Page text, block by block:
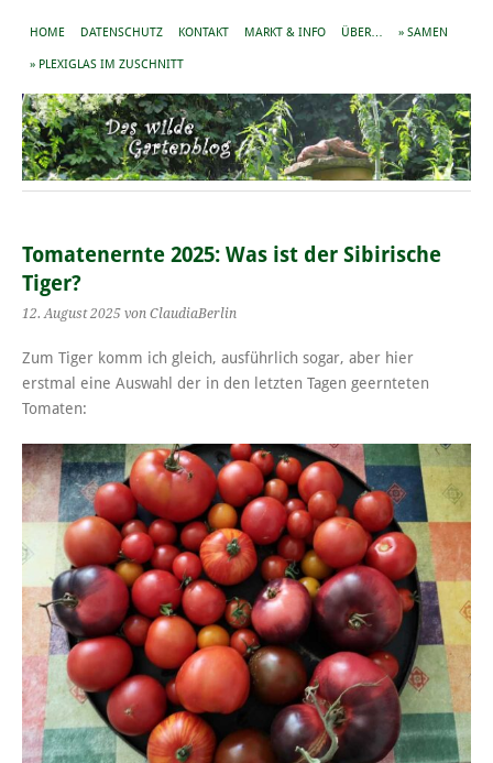
HOME DATENSCHUTZ KONTAKT MARKT & INFO ÜBER… » SAMEN
» PLEXIGLAS IM ZUSCHNITT
Tomatenernte 2025: Was ist der Sibirische
Tiger?
12. August 2025 von ClaudiaBerlin
Zum Tiger komm ich gleich, ausführlich sogar, aber hier
erstmal eine Auswahl der in den letzten Tagen geernteten
Tomaten: